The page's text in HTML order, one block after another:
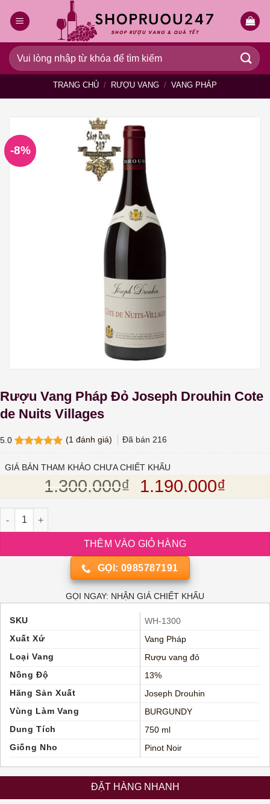
qua
dung
Tìm
kiếm:
TRANG CHỦ / RƯỢU VANG / VANG PHÁP
-8%
Rượu Vang Pháp Đỏ Joseph Drouhin Cote
de Nuits Villages
5.0
dựa trên
(1 đánh giá) Đã bán 216
GIÁ BÁN THAM KHẢO CHƯA CHIẾT KHẤU
1.300.000₫ Giá gốc là:
1.190.000₫
Rượu Vang Pháp Đỏ Joseph Drouhin Cote de Nuits Villages số
THÊM VÀO GIỎ HÀNG
GỌI: 0985787191
GỌI NGAY: NHẬN GIÁ CHIẾT KHẤU
SKU
WH-1300
Xuất Xứ
Vang Pháp
Loại Vang
Rượu vang đỏ
Nồng Độ
13%
Hãng Sản Xuất
Joseph Drouhin
Vùng Làm Vang
BURGUNDY
Dung Tích
750 ml
Giống Nho
Pinot Noir
ĐẶT HÀNG NHANH